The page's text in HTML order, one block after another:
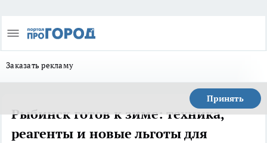
Заказать рекламу
Принять
Рыбинск готов к зиме: техника,
реагенты и новые льготы для